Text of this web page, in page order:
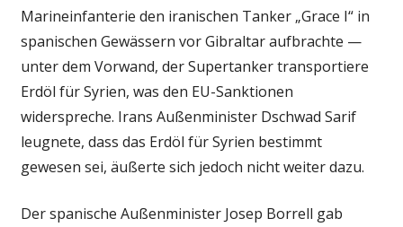
Marineinfanterie den iranischen Tanker „Grace I“ in
spanischen Gewässern vor Gibraltar aufbrachte —
unter dem Vorwand, der Supertanker transportiere
Erdöl für Syrien, was den EU-Sanktionen
widerspreche. Irans Außenminister Dschwad Sarif
leugnete, dass das Erdöl für Syrien bestimmt
gewesen sei, äußerte sich jedoch nicht weiter dazu.
Der spanische Außenminister Josep Borrell gab